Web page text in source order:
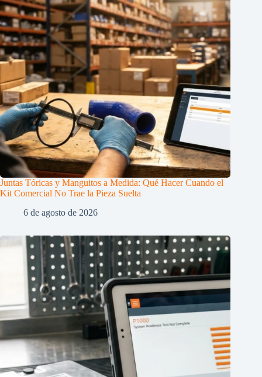
Juntas Tóricas y Manguitos a Medida: Qué Hacer Cuando el
Kit Comercial No Trae la Pieza Suelta
6 de agosto de 2026